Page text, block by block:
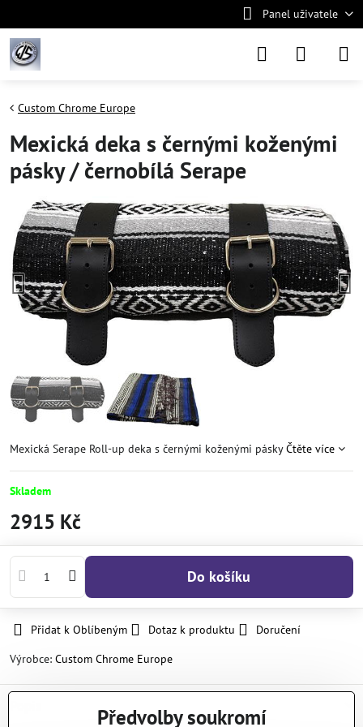
Panel uživatele
Custom Chrome Europe
Mexická deka s černými koženými
pásky / černobílá Serape
Mexická Serape Roll-up deka s černými koženými páskyČtěte více
Skladem
2915 Kč
Do košíku
Přidat k Oblíbeným Dotaz k produktu
Doručení
Výrobce: Custom Chrome Europe
Předvolby soukromí